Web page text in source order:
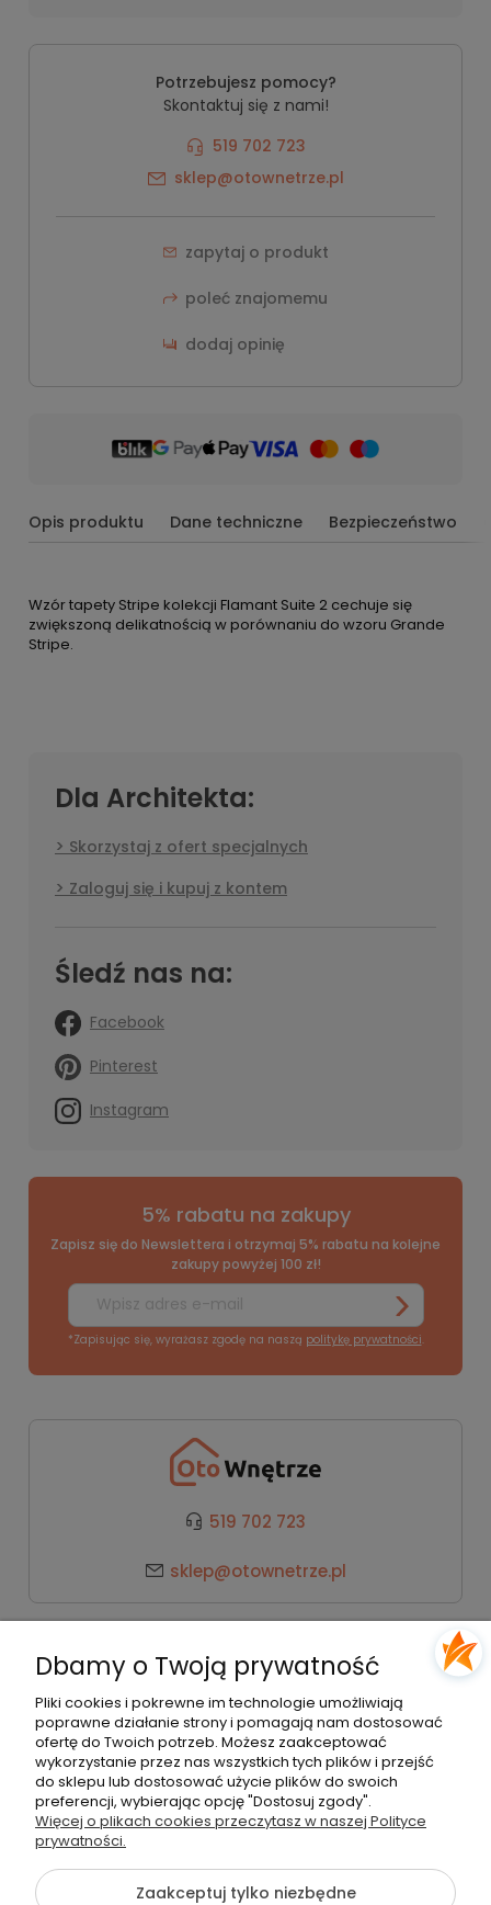
Potrzebujesz pomocy?
Skontaktuj się z nami!
519 702 723
sklep@otownetrze.pl
zapytaj o produkt
poleć znajomemu
dodaj opinię
Opis produktu Dane techniczne Bezpieczeństwo
Wzór tapety Stripe kolekcji Flamant Suite 2 cechuje się
zwiększoną delikatnością w porównaniu do wzoru Grande
Stripe.
Dla Architekta:
Skorzystaj z ofert specjalnych
Zaloguj się i kupuj z kontem
Śledź nas na:
Facebook
Pinterest
Instagram
5% rabatu na zakupy
Zapisz się do Newslettera i otrzymaj 5% rabatu na kolejne
zakupy powyżej 100 zł!
*Zapisując się, wyrażasz zgodę na naszą politykę prywatności.
519 702 723
sklep@otownetrze.pl
Pomoc
Moje konto
Płatności i dostawa
Dbamy o Twoją prywatność
Pliki cookies i pokrewne im technologie umożliwiają
poprawne działanie strony i pomagają nam dostosować
ofertę do Twoich potrzeb. Możesz zaakceptować
wykorzystanie przez nas wszystkich tych plików i przejść
do sklepu lub dostosować użycie plików do swoich
preferencji, wybierając opcję "Dostosuj zgody".
Więcej o plikach cookies przeczytasz w naszej Polityce
prywatności.
Zaakceptuj tylko niezbędne